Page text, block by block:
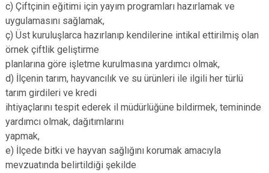
Kemer
c) Çiftçinin eğitimi için yayım programları hazırlamak ve
uygulamasını sağlamak,
ç) Üst kuruluşlarca hazırlanıp kendilerine intikal ettirilmiş olan
örnek çiftlik geliştirme
planlarına göre işletme kurulmasına yardımcı olmak,
d) İlçenin tarım, hayvancılık ve su ürünleri ile ilgili her türlü
tarım girdileri ve kredi
ihtiyaçlarını tespit ederek il müdürlüğüne bildirmek, temininde
yardımcı olmak, dağıtımlarını
yapmak,
e) İlçede bitki ve hayvan sağlığını korumak amacıyla
mevzuatında belirtildiği şekilde